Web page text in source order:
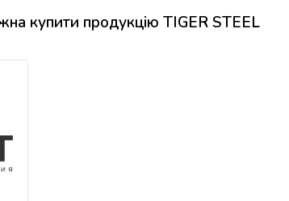
купити продукцію TIGER STEEL